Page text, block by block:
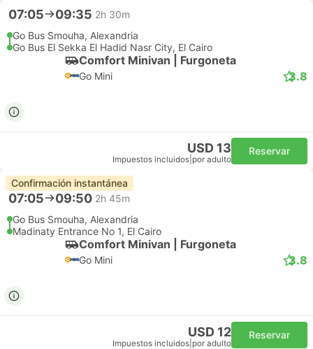
07:05 09:35 2h 30m
Go Bus Smouha, Alexandria
Go Bus El Sekka El Hadid Nasr City, El Cairo
Comfort Minivan | Furgoneta
Go Mini 3.8
USD 13
Impuestos incluidos por adulto
Reservar
Confirmación instantánea
07:05 09:50 2h 45m
Go Bus Smouha, Alexandria
Madinaty Entrance No 1, El Cairo
Comfort Minivan | Furgoneta
Go Mini 3.8
USD 12
Impuestos incluidos por adulto
Reservar